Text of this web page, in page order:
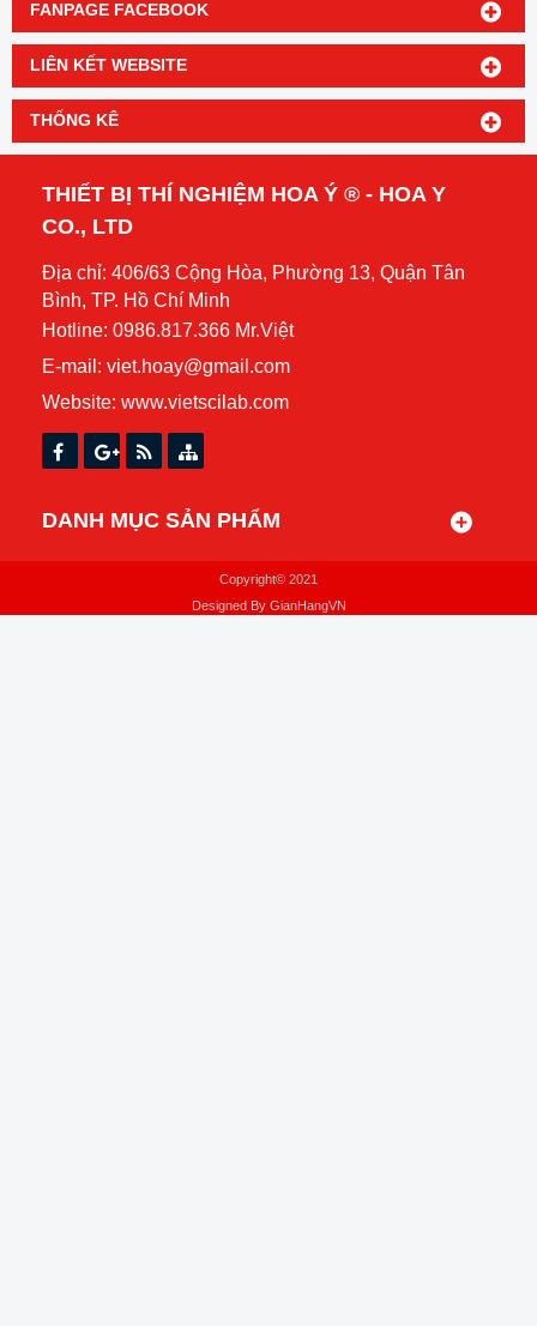
FANPAGE FACEBOOK
LIÊN KẾT WEBSITE
THỐNG KÊ
THIẾT BỊ THÍ NGHIỆM HOA Ý ® - HOA Y
CO., LTD
Địa chỉ: 406/63 Cộng Hòa, Phường 13, Quận Tân
Bình, TP. Hồ Chí Minh
Hotline: 0986.817.366 Mr.Việt
E-mail: viet.hoay@gmail.com
Website: www.vietscilab.com
DANH MỤC SẢN PHẨM
Copyright© 2021
Designed By GianHangVN